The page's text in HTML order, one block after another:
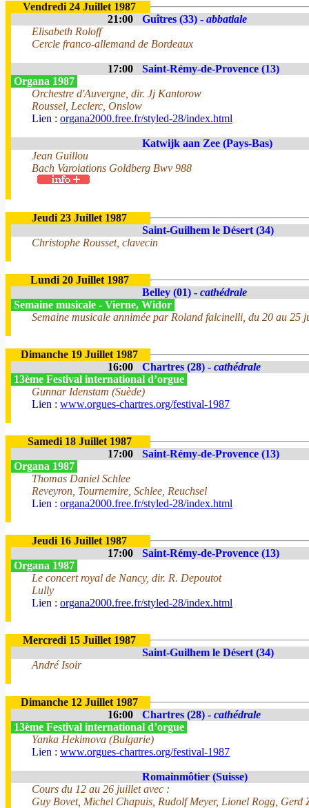
Vendredi 24 Juillet 1987
21:00
Guîtres (33) - abbatiale
Elisabeth Roloff
Cercle franco-allemand de Bordeaux
17:00
Saint-Rémy-de-Provence (13)
Organa 1987
Orchestre d'Auvergne, dir. Jj Kantorow
Roussel, Leclerc, Onslow
Lien : organa2000.free.fr/styled-28/index.html
Katwijk aan Zee (Pays-Bas)
Jean Guillou
Bach Varoiations Goldberg Bwv 988
Jeudi 23 Juillet 1987
Saint-Guilhem le Désert (34)
Christophe Rousset, clavecin
Lundi 20 Juillet 1987
Belley (01) - cathédrale
Semaine musicale - Vierne, Widor
Semaine musicale annimée par Roland falcinelli, du 20 au 25
Dimanche 19 Juillet 1987
16:00
Chartres (28) - cathédrale
13ème Festival international d’orgue
Gunnar Idenstam (Suède)
Lien : www.orgues-chartres.org/festival-1987
Samedi 18 Juillet 1987
17:00
Saint-Rémy-de-Provence (13)
Organa 1987
Thomas Daniel Schlee
Reveyron, Tournemire, Schlee, Reuchsel
Lien : organa2000.free.fr/styled-28/index.html
Jeudi 16 Juillet 1987
17:00
Saint-Rémy-de-Provence (13)
Organa 1987
Le concert royal de Nancy, dir. R. Depoutot
Lully
Lien : organa2000.free.fr/styled-28/index.html
Mercredi 15 Juillet 1987
Saint-Guilhem le Désert (34)
André Isoir
Dimanche 12 Juillet 1987
16:00
Chartres (28) - cathédrale
13ème Festival international d’orgue
Yanka Hekimova (Bulgarie)
Lien : www.orgues-chartres.org/festival-1987
Romainmôtier (Suisse)
Cours du 12 au 26 juillet avec :
Guy Bovet, Michel Chapuis, Rudolf Meyer, Lionel Rogg, Gerd